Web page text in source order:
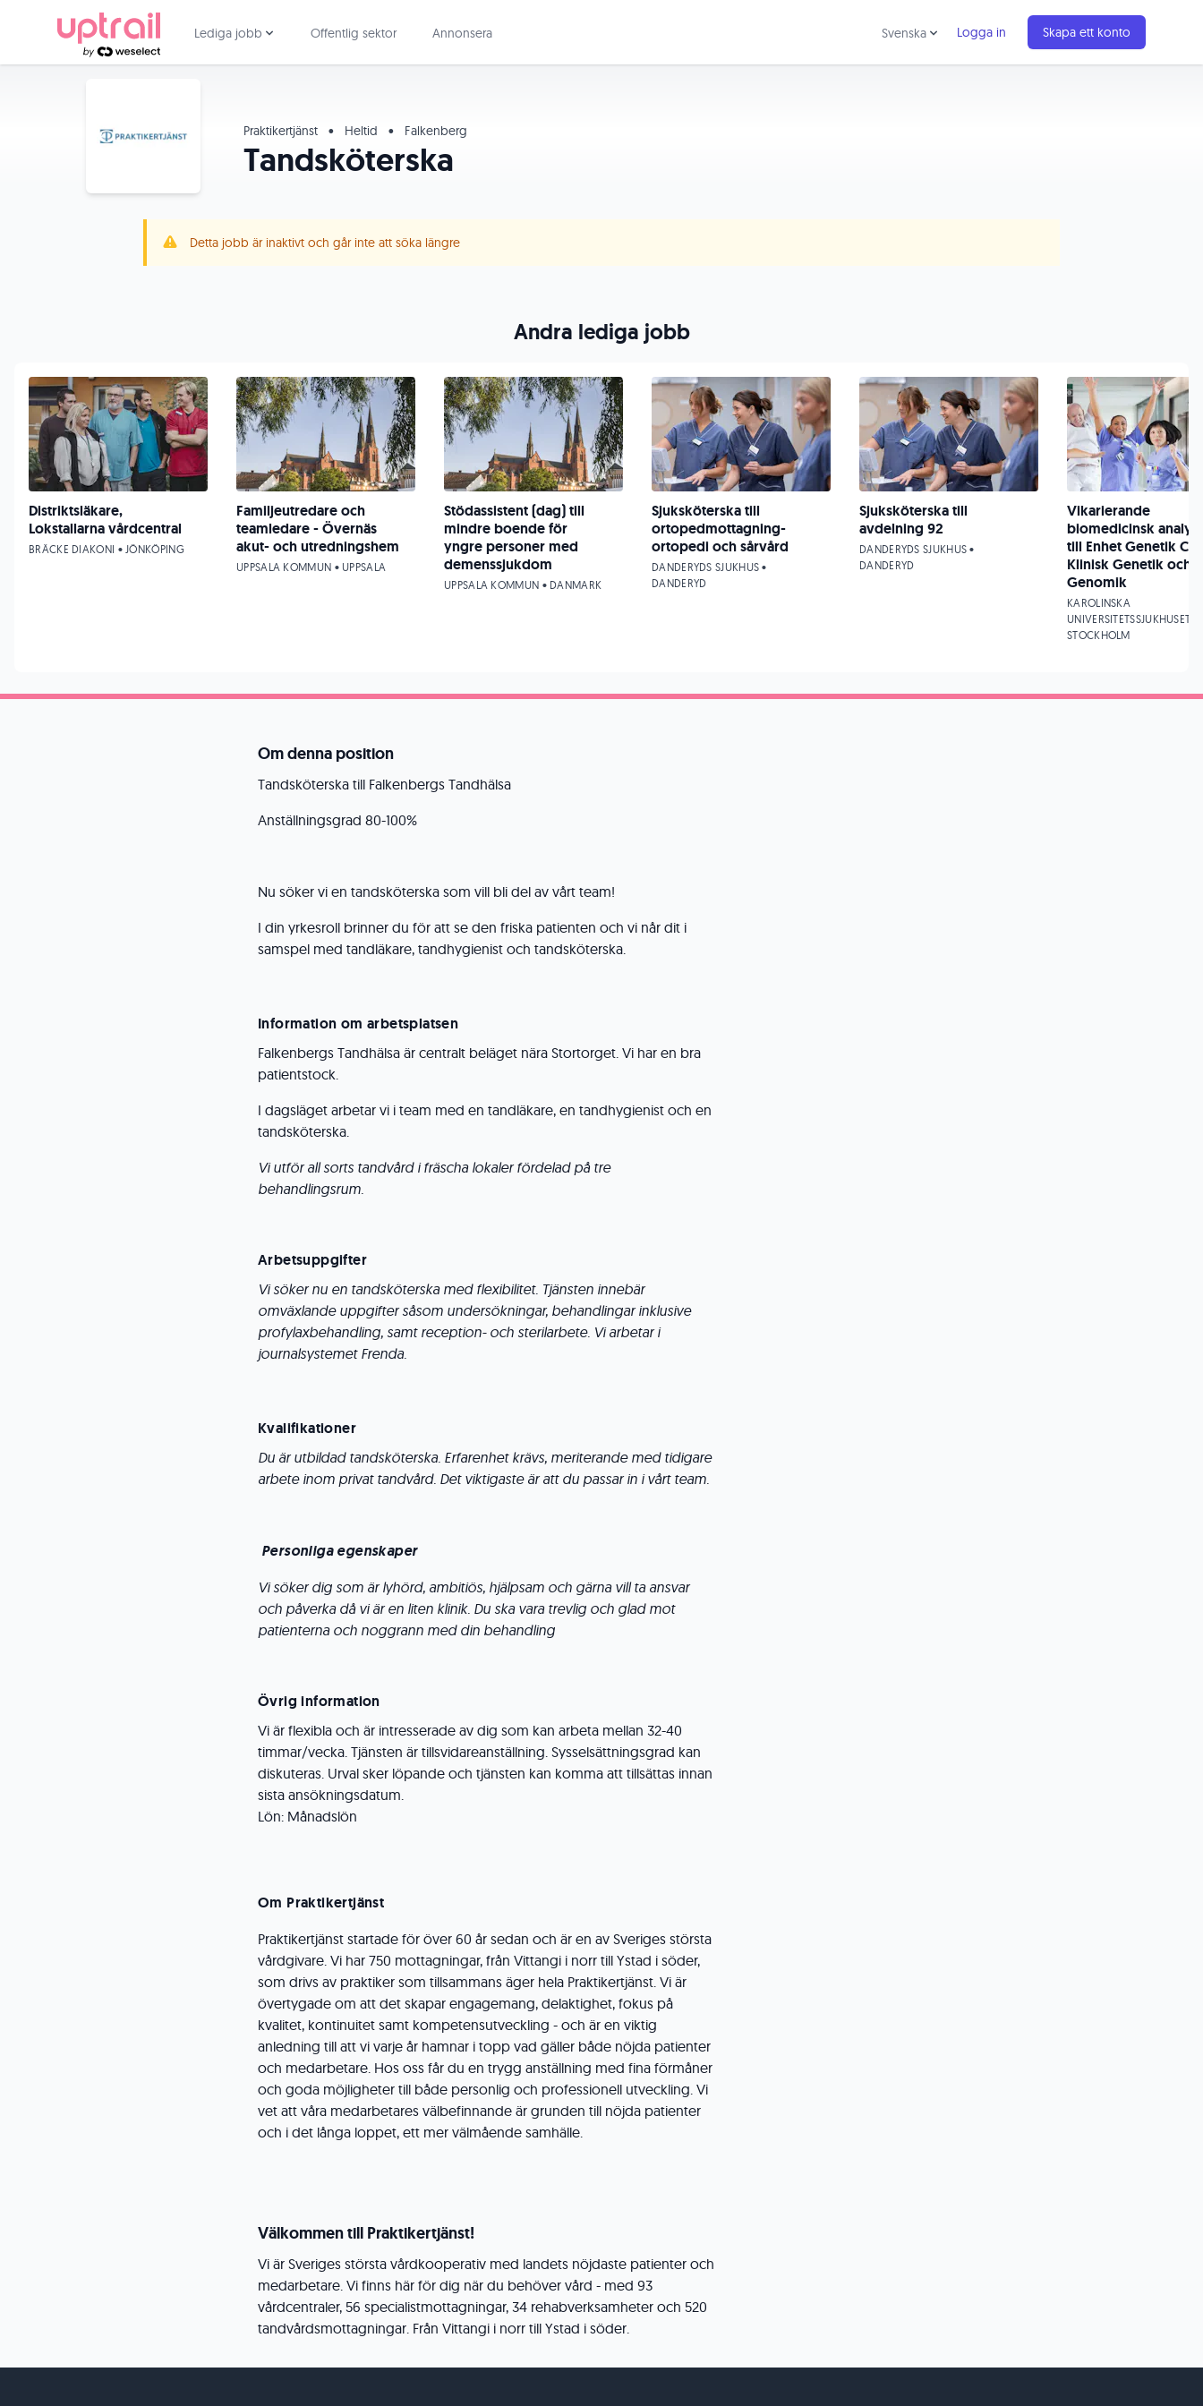
Lediga jobb Offentlig sektor Annonsera Svenska Logga in Skapa ett konto
Praktikertjänst • Heltid • Falkenberg
Tandsköterska
Detta jobb är inaktivt och går inte att söka längre
Om denna position
Tandsköterska till Falkenbergs Tandhälsa
Anställningsgrad 80-100%
Nu söker vi en tandsköterska som vill bli del av vårt team!
I din yrkesroll brinner du för att se den friska patienten och vi når dit i
samspel med tandläkare, tandhygienist och tandsköterska.
Information om arbetsplatsen
Falkenbergs Tandhälsa är centralt beläget nära Stortorget. Vi har en bra
patientstock.
I dagsläget arbetar vi i team med en tandläkare, en tandhygienist och en
tandsköterska.
Vi utför all sorts tandvård i fräscha lokaler fördelad på tre
behandlingsrum.
Arbetsuppgifter
Vi söker nu en tandsköterska med flexibilitet. Tjänsten innebär
omväxlande uppgifter såsom undersökningar, behandlingar inklusive
profylaxbehandling, samt reception- och sterilarbete. Vi arbetar i
journalsystemet Frenda.
Kvalifikationer
Du är utbildad tandsköterska. Erfarenhet krävs, meriterande med tidigare
arbete inom privat tandvård. Det viktigaste är att du passar in i vårt team.
Personliga egenskaper
Vi söker dig som är lyhörd, ambitiös, hjälpsam och gärna vill ta ansvar
och påverka då vi är en liten klinik. Du ska vara trevlig och glad mot
patienterna och noggrann med din behandling
Övrig information
Vi är flexibla och är intresserade av dig som kan arbeta mellan 32-40
timmar/vecka. Tjänsten är tillsvidareanställning. Sysselsättningsgrad kan
diskuteras. Urval sker löpande och tjänsten kan komma att tillsättas innan
sista ansökningsdatum.
Lön: Månadslön
Om Praktikertjänst
Praktikertjänst startade för över 60 år sedan och är en av Sveriges största
vårdgivare. Vi har 750 mottagningar, från Vittangi i norr till Ystad i söder,
som drivs av praktiker som tillsammans äger hela Praktikertjänst. Vi är
övertygade om att det skapar engagemang, delaktighet, fokus på
kvalitet, kontinuitet samt kompetensutveckling - och är en viktig
anledning till att vi varje år hamnar i topp vad gäller både nöjda patienter
och medarbetare. Hos oss får du en trygg anställning med fina förmåner
och goda möjligheter till både personlig och professionell utveckling. Vi
vet att våra medarbetares välbefinnande är grunden till nöjda patienter
och i det långa loppet, ett mer välmående samhälle.
Välkommen till Praktikertjänst!
Vi är Sveriges största vårdkooperativ med landets nöjdaste patienter och
medarbetare. Vi finns här för dig när du behöver vård - med 93
vårdcentraler, 56 specialistmottagningar, 34 rehabverksamheter och 520
tandvårdsmottagningar. Från Vittangi i norr till Ystad i söder.
Andra lediga jobb
Distriktsläkare,
Lokstallarna vårdcentral
BRÄCKE DIAKONI • JÖNKÖPING
Familjeutredare och
teamledare - Övernäs
akut- och utredningshem
UPPSALA KOMMUN • UPPSALA
Stödassistent (dag) till
mindre boende för
yngre personer med
demenssjukdom
UPPSALA KOMMUN • DANMARK
Sjuksköterska till
ortopedmottagning-
ortopedi och sårvård
DANDERYDS SJUKHUS •
DANDERYD
Sjuksköterska till
avdelning 92
DANDERYDS SJUKHUS •
DANDERYD
Vikarierande
biomedicinsk
till Enhet Genetik
Klinisk Genetik och
Genomik
KAROLINSKA
UNIVERSITETSSJUKHUSET •
STOCKHOLM